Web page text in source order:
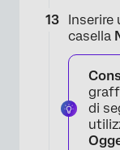
casella
di